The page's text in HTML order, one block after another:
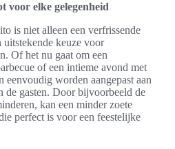
voor elke gelegenheid
is niet alleen een verfrissende
uitstekende keuze voor
Of het nu gaat om een
of een intieme avond met
eenvoudig worden aangepast aan
de gasten. Door bijvoorbeeld de
kan een minder zoete
perfect is voor een feestelijke